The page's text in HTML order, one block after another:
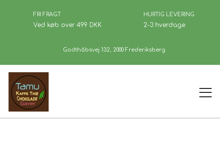
FRI FRAGT
Ved køb over 499 DKK
HURTIG LEVERING
2-3 hverdage
Godthåbsvej 132, 2000 Frederiksberg